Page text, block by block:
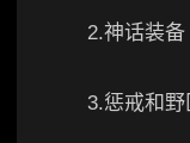
2.神话装备
3.惩戒和野